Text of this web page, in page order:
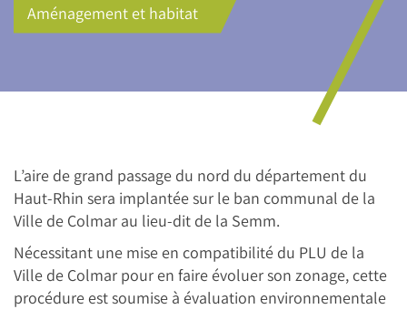
Aménagement et habitat
L’aire de grand passage du nord du département du
Haut-Rhin sera implantée sur le ban communal de la
Ville de Colmar au lieu-dit de la Semm.
Nécessitant une mise en compatibilité du PLU de la
Ville de Colmar pour en faire évoluer son zonage, cette
procédure est soumise à évaluation environnementale